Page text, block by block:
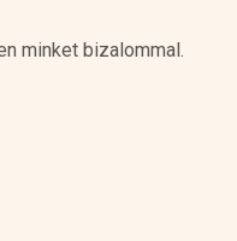
minket bizalommal.